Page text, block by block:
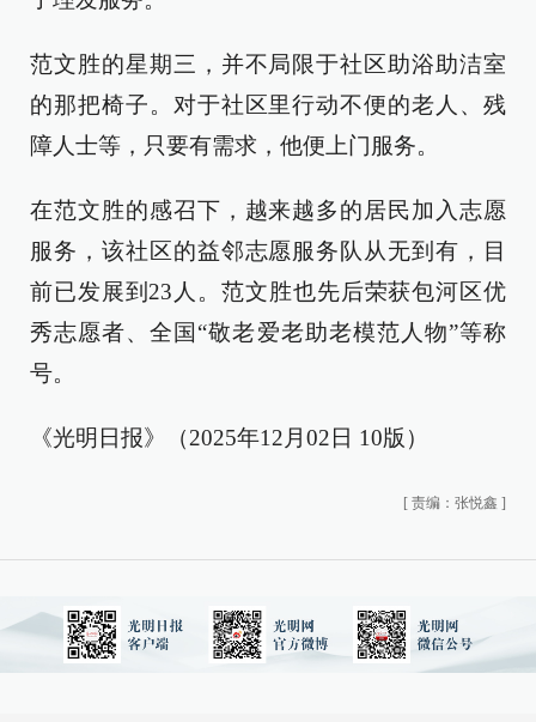
范文胜的星期三，并不局限于社区助浴助洁室
的那把椅子。对于社区里行动不便的老人、残
障人士等，只要有需求，他便上门服务。
在范文胜的感召下，越来越多的居民加入志愿
服务，该社区的益邻志愿服务队从无到有，目
前已发展到23人。范文胜也先后荣获包河区优
秀志愿者、全国“敬老爱老助老模范人物”等称
号。
《光明日报》（2025年12月02日 10版）
[ 责编：张悦鑫 ]